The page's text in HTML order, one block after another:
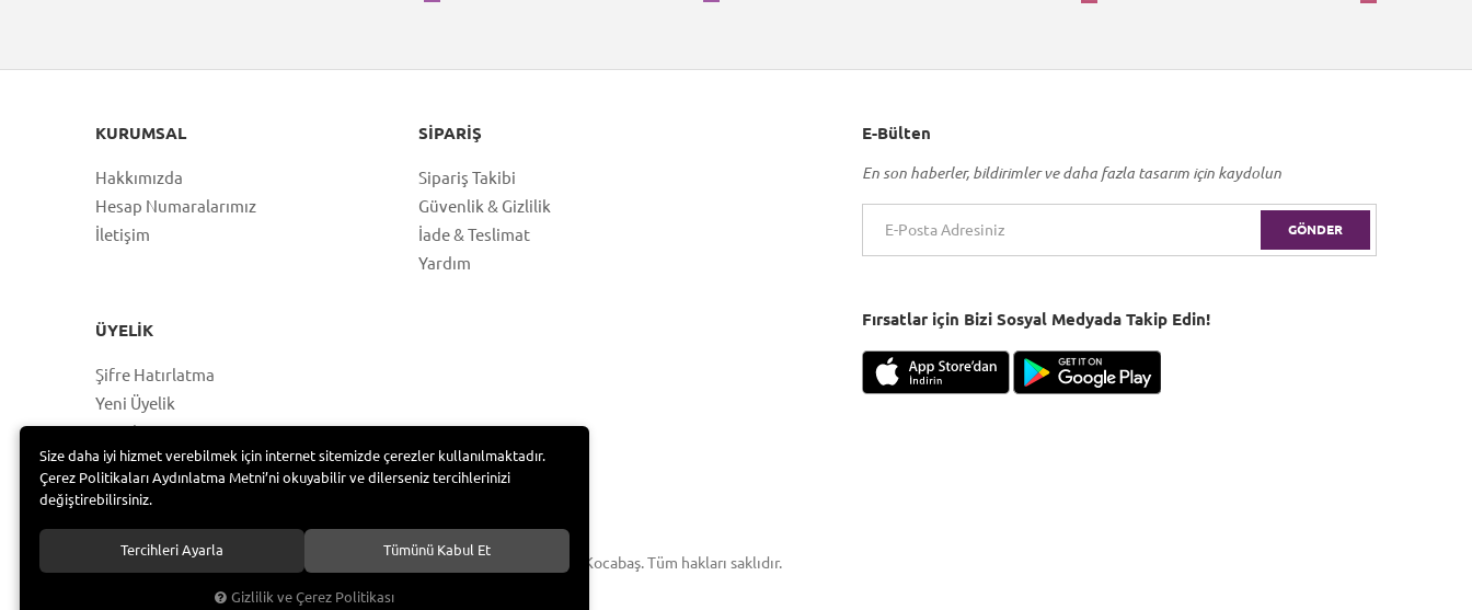
KURUMSAL
Hakkımızda
Hesap Numaralarımız
İletişim
SIPARIŞ
Sipariş Takibi
Güvenlik & Gizlilik
İade & Teslimat
Yardım
ÜYELIK
Şifre Hatırlatma
Yeni Üyelik
Hesabım
Üye Girişi
E-Bülten
En son haberler, bildirimler ve daha fazla tasarım için kaydolun
GÖNDER
Fırsatlar için Bizi Sosyal Medyada Takip Edin!
Bayramoğlu Group / Adem Tufan Kocabaş. Tüm hakları saklıdır.
Size daha iyi hizmet verebilmek için internet sitemizde çerezler kullanılmaktadır.
Çerez Politikaları Aydınlatma Metni’ni okuyabilir ve dilerseniz tercihlerinizi
değiştirebilirsiniz.
Tercihleri Ayarla Tümünü Kabul Et
Gizlilik ve Çerez Politikası